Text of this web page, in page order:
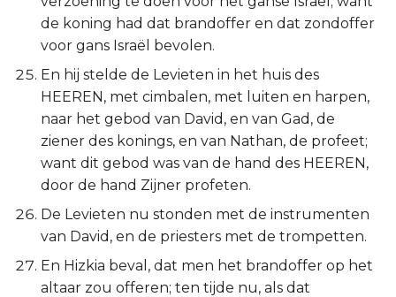
de koning had dat brandoffer en dat zondoffer
voor gans Israël bevolen.
En hij stelde de Levieten in het huis des
HEEREN, met cimbalen, met luiten en harpen,
naar het gebod van David, en van Gad, de
ziener des konings, en van Nathan, de profeet;
want dit gebod was van de hand des HEEREN,
door de hand Zijner profeten.
De Levieten nu stonden met de instrumenten
van David, en de priesters met de trompetten.
En Hizkia beval, dat men het brandoffer op het
altaar zou offeren; ten tijde nu, als dat